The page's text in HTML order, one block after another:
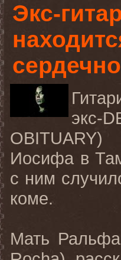
Экс-
экс-
OBITUARY)
Иосифа в
с ним
коме.
Мать